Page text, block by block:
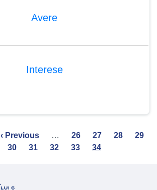
Avere
Interese
Previous
page
‹ Previous … Page
26 Page
27 Page
28 Page
29
Page
30 Page
31 Page
32 Page
33
Current
34